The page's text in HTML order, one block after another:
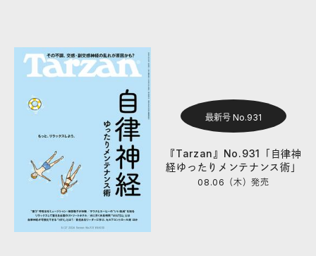
最新号 No.931
『Tarzan』No.931「自律神
経ゆったりメンテナンス術」
08.06（木）発売